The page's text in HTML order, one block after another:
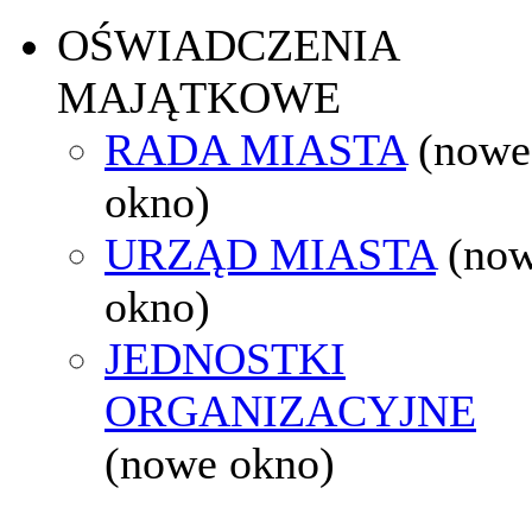
OŚWIADCZENIA
MAJĄTKOWE
RADA MIASTA (nowe
okno)
URZĄD MIASTA
okno)
JEDNOSTKI
ORGANIZACYJNE
(nowe okno)